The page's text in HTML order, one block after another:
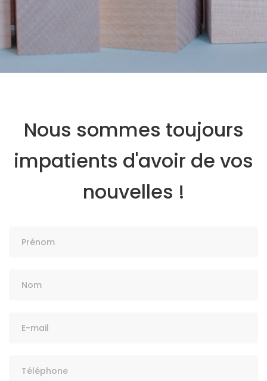
Nous sommes toujours
impatients d'avoir de vos
nouvelles !